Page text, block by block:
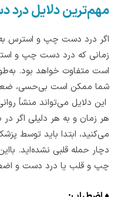
مهم‌ترین دلایل
اگر درد دست چپ و استرس به
زمانی که درد دست چپ و
است متفاوت خواهد بود.
شما ممکن است بی‌حسی،
این دلایل می‌تواند منشأ
هر زمان و به هر دلیلی اگر
می‌کنید، ابتدا باید توسط
دچار حمله قلبی نشده‌اید.
چپ و قلب یا درد دست و